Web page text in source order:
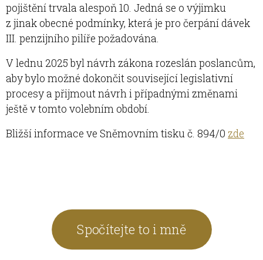
pojištění trvala alespoň 10. Jedná se o výjimku
z jinak obecné podmínky, která je pro čerpání dávek
III. penzijního pilíře požadována.
V lednu 2025 byl návrh zákona rozeslán poslancům,
aby bylo možné dokončit související legislativní
procesy a přijmout návrh i případnými změnami
ještě v tomto volebním období.
Bližší informace ve Sněmovním tisku č. 894/0 zde
Spočítejte to i mně